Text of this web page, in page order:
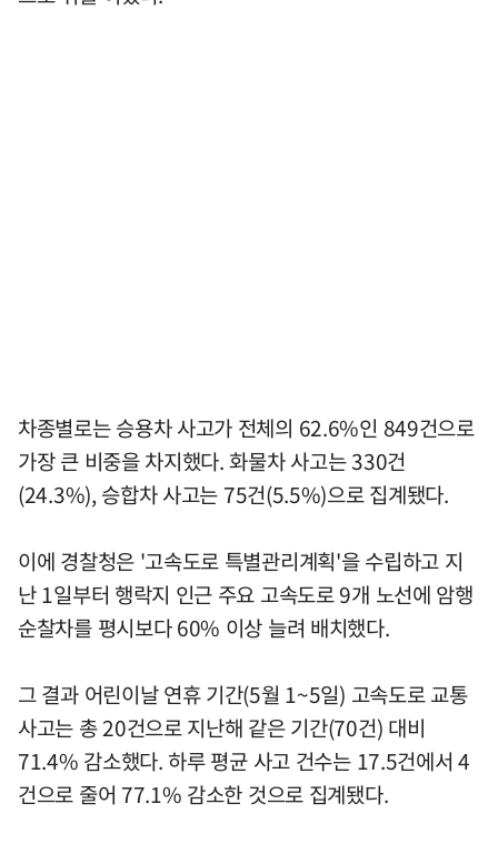
차종별로는 승용차 사고가 전체의 62.6%인 849건으로
가장 큰 비중을 차지했다. 화물차 사고는 330건
(24.3%), 승합차 사고는 75건(5.5%)으로 집계됐다.
이에 경찰청은 '고속도로 특별관리계획'을 수립하고 지
난 1일부터 행락지 인근 주요 고속도로 9개 노선에 암행
순찰차를 평시보다 60% 이상 늘려 배치했다.
그 결과 어린이날 연휴 기간(5월 1~5일) 고속도로 교통
사고는 총 20건으로 지난해 같은 기간(70건) 대비
71.4% 감소했다. 하루 평균 사고 건수는 17.5건에서 4
건으로 줄어 77.1% 감소한 것으로 집계됐다.